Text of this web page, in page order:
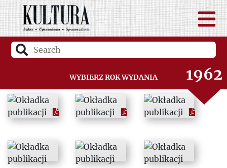
Wybierz rok wydania
1960
1961
1962
1963
1965